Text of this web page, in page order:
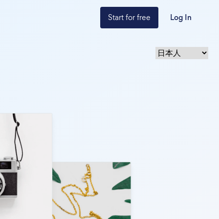
Start for free Log In